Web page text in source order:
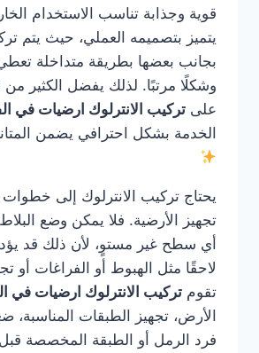
قوية وجذابة تناسب الاستخدام
يتميز بتصميمه العملي، حيث يتم
بجانب بعضها بطريقة متداخلة تعطي
وشكلًا مرتبًا. لذلك يفضل الكثير من
على تركيب الانترلوك ارضيات في
الخدمة بشكل احترافي يضمن
يحتاج تركيب الانترلوك إلى خطوات
تجهيز الأرضية. فلا يمكن وضع
أي سطح غير مستوٍ، لأن ذلك قد
لاحقًا مثل الهبوط أو الفراغات أو
تقوم تركيب الانترلوك ارضيات في
الأرض، تجهيز الطبقات المناسبة،
فرد الرمل أو الطبقة المخصصة